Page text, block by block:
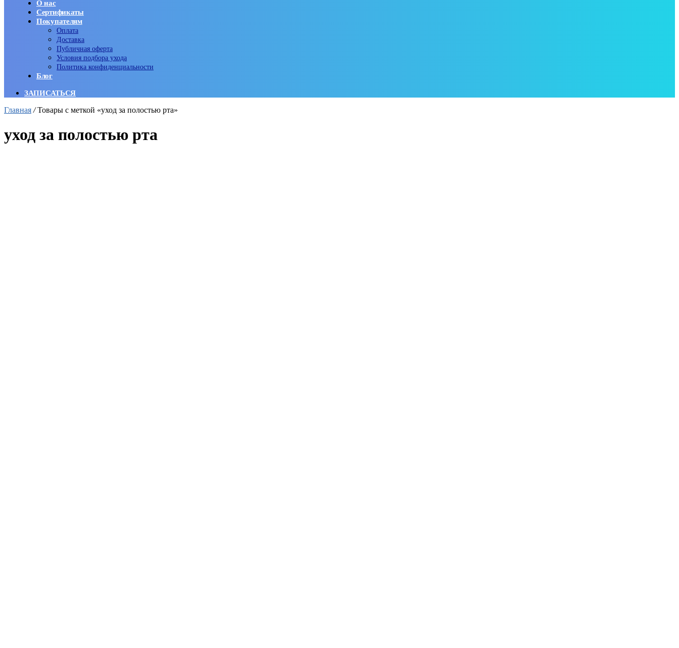
О нас
Сертификаты
Покупателям
Оплата
Доставка
Публичная оферта
Условия подбора ухода
Политика конфиденциальности
Блог
ЗАПИСАТЬСЯ
Главная /Товары с меткой «уход за полостью рта»
уход за полостью рта